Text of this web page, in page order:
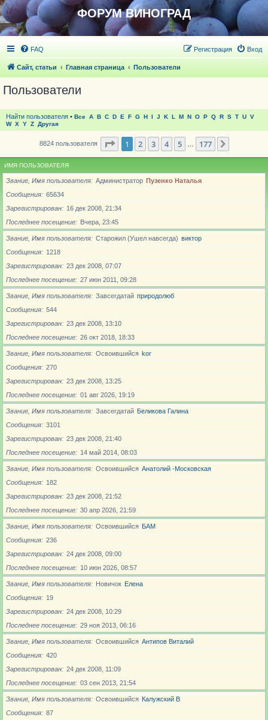
ФОРУМ ВИНОГРАД
FAQ Вход
Регистрация
Сайт, статьи Главная страница Пользователи
Пользователи
Найти пользователя • Все A B C D E F G H I J K L M N O P Q R S T U V
W X Y Z Другая
8824 пользователя Страница из 177
1 2 3 4 5 177
ИМЯ ПОЛЬЗОВАТЕЛЯ
Звание, Имя пользователя Администратор Пузенко Наталья
Сообщения
65634
Зарегистрирован
16 дек 2008, 21:34
Последнее посещение
Вчера, 23:45
Звание, Имя пользователя Старожил (Ушел навсегда) виктор
Сообщения
1218
Зарегистрирован
23 дек 2008, 07:07
Последнее посещение
27 июн 2011, 09:28
Звание, Имя пользователя Завсегдатай природолюб
Сообщения
544
Зарегистрирован
23 дек 2008, 13:10
Последнее посещение
26 окт 2018, 18:33
Звание, Имя пользователя Освоившийся kor
Сообщения
270
Зарегистрирован
23 дек 2008, 13:25
Последнее посещение
01 авг 2026, 19:19
Звание, Имя пользователя Завсегдатай Беликова Галина
Сообщения
3101
Зарегистрирован
23 дек 2008, 21:40
Последнее посещение
14 май 2014, 08:03
Звание, Имя пользователя Освоившийся Анатолий -Московская
Сообщения
182
Зарегистрирован
23 дек 2008, 21:52
Последнее посещение
30 апр 2026, 21:59
Звание, Имя пользователя Освоившийся БАМ
Сообщения
236
Зарегистрирован
24 дек 2008, 09:00
Последнее посещение
10 июн 2026, 08:57
Звание, Имя пользователя Новичoк Елена
Сообщения
19
Зарегистрирован
24 дек 2008, 10:29
Последнее посещение
29 ноя 2013, 06:16
Звание, Имя пользователя Освоившийся Антипов Виталий
Сообщения
420
Зарегистрирован
24 дек 2008, 11:09
Последнее посещение
03 сен 2013, 21:54
Звание, Имя пользователя Освоившийся Калужский В
Сообщения
87